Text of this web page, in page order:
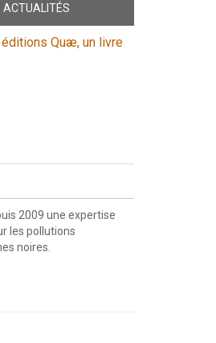
ACTUALITÉS
Quæ, un livre
2009 une expertise
les pollutions
noires.